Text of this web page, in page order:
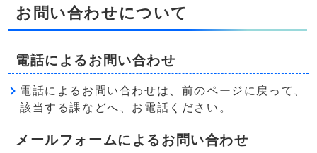
お問い合わせについて
電話によるお問い合わせ
電話によるお問い合わせは、前のページに戻って、
該当する課などへ、お電話ください。
メールフォームによるお問い合わせ